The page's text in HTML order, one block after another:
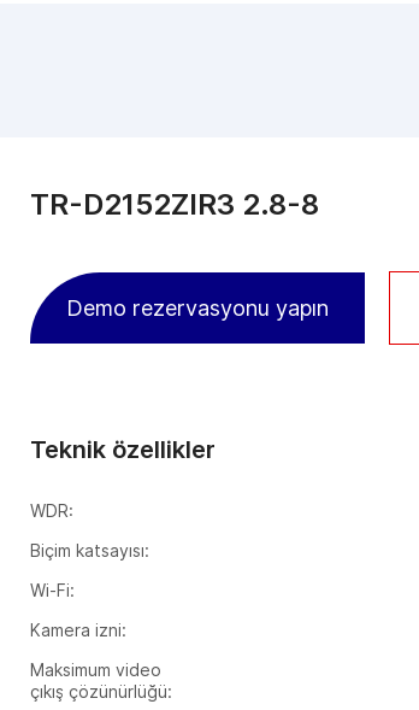
TR-D2152ZIR3 2.8-8
Demo rezervasyonu yapın
Teknik özellikler
WDR:
Biçim katsayısı:
Wi-Fi:
Kamera izni:
Maksimum video
çıkış çözünürlüğü: